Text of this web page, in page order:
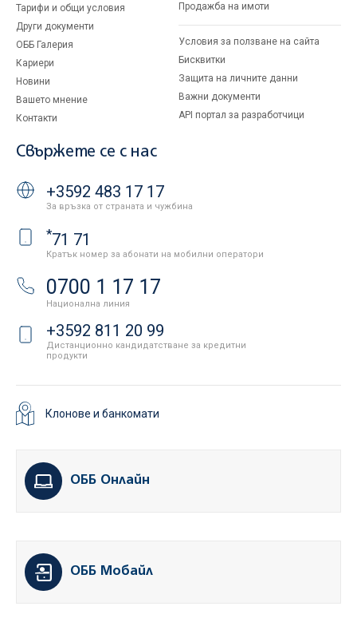
Тарифи и общи условия
Други документи
ОББ Галерия
Кариери
Новини
Вашето мнение
Контакти
Продажба на имоти
Условия за ползване на сайта
Бисквитки
Защита на личните данни
Важни документи
API портал за разработчици
Свържете се с нас
+3592 483 17 17
За връзка от страната и чужбина
*71 71
Кратък номер за абонати на мобилни оператори
0700 1 17 17
Национална линия
+3592 811 20 99
Дистанционно кандидатстване за кредитни
продукти
Клонове и банкомати
ОББ Онлайн
ОББ Мобайл